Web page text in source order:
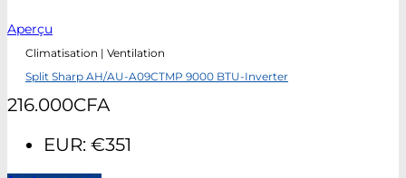
Aperçu
Climatisation | Ventilation
Split Sharp AH/AU-A09CTMP 9000 BTU-Inverter
216.000CFA
EUR: €351